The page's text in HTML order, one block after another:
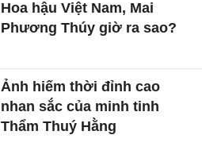
Hoa hậu Việt Nam, Mai
Phương Thúy giờ ra sao?
Ảnh hiếm thời đỉnh cao
nhan sắc của minh tinh
Thẩm Thuý Hằng